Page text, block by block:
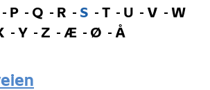
P Q R S T U V
W
Y Z Æ Ø Å